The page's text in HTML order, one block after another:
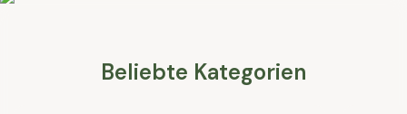
Beliebte Kategorien